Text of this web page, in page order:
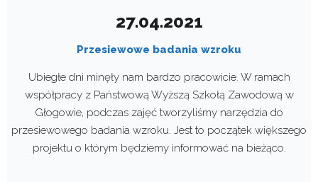
27.04.2021
Przesiewowe badania wzroku
Ubiegłe dni minęły nam bardzo pracowicie. W ramach
współpracy z Państwową Wyższą Szkołą Zawodową w
Głogowie, podczas zajęć tworzyliśmy narzędzia do
przesiewowego badania wzroku. Jest to początek większego
projektu o którym będziemy informować na bieżąco.